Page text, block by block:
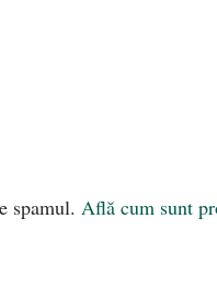
spamul. Află cum sunt